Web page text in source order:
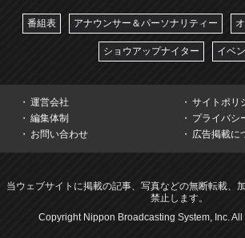
番組表 アナウンサー＆パーソナリティー
ショウアップナイター イベ
運営会社
サイトポリ
編集体制
プライバシ
お問い合わせ
広告掲載に
当ウェブサイトに掲載の記事、写真などの無断転載、
禁止します。
Copyright Nippon Broadcasting System, Inc.